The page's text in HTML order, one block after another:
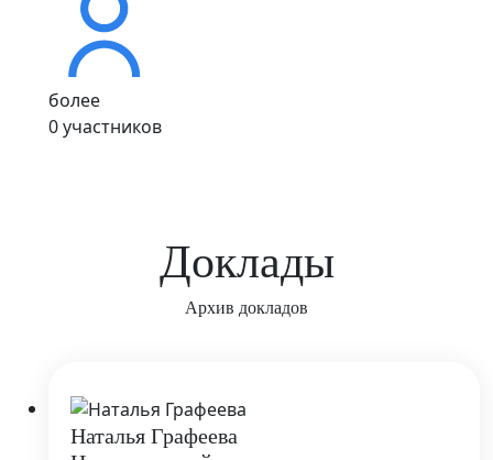
более
0участников
Доклады
Архив докладов
Наталья Графеева